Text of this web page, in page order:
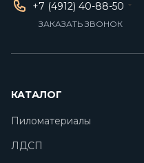
+7 (4912) 40-88-50
ЗАКАЗАТЬ ЗВОНОК
КАТАЛОГ
Пиломатериалы
ЛДСП